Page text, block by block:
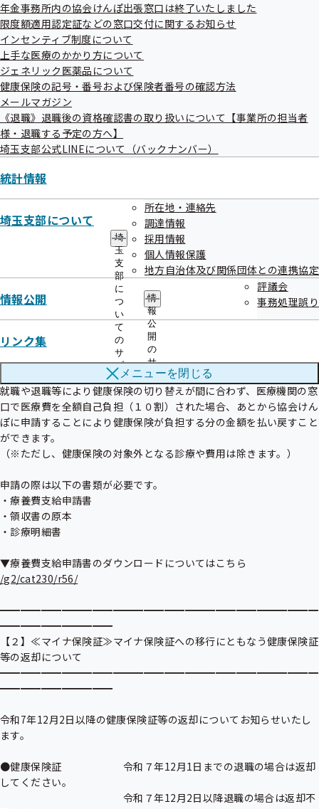
年金事務所内の協会けんぽ出張窓口は終了いたしました
限度額適用認定証などの窓口交付に関するお知らせ
インセンティブ制度について
上手な医療のかかり方について
ジェネリック医薬品について
健康保険の記号・番号および保険者番号の確認方法
メールマガジン
《退職》退職後の資格確認書の取り扱いについて【事業所の担当者
様・退職する予定の方へ】
埼玉支部公式LINEについて（バックナンバー）
統計情報
埼玉支部について
埼
玉
支
部
に
つ
い
て
の
サ
ブ
メ
ニ
ュ
ー
所在地・連絡先
調達情報
採用情報
個人情報保護
地方自治体及び関係団体との連携協定
情報公開
情
報
公
開
の
サ
ブ
メ
ニ
ュ
ー
評議会
事務処理誤り
リンク集
メニューを閉じる
今回の配信が2025年最後の配信となります。
1年が過ぎるのはあっという間ですね。
今年も1年間「彩メール」をご愛読いただき、ありがとうございまし
た！
今月のトピックスはこちら▼
【１】≪こんな時にけんぽ≫医療費を全額自己負担した際は、払い戻
しの申請ができます
【２】≪マイナ保険証≫マイナ保険証への移行にともなう健康保険証
等の返却について
【３】≪厚生労働省からのお知らせ≫「電子処方せん」のご紹介
【４】≪お知らせ≫令和8年1月13日より「電子申請サービス」を開
【５】≪お知らせ≫年末年始休業のお知らせ
━━━━━━━━━━━━━━━━━━━━━━━━━━━━━━━
━━━━━━━━━━━
【１】≪こんな時にけんぽ≫医療費を全額自己負担した際は、払い戻
━━━━━━━━━━━━━━━━━━━━━━━━━━━━━━━
━━━━━━━━━━━
就職や退職等により健康保険の切り替えが間に合わず、医療機関の窓
口で医療費を全額自己負担（１０割）された場合、あとから協会けん
ぽに申請することにより健康保険が負担する分の金額を払い戻すこと
ができます。
（※ただし、健康保険の対象外となる診療や費用は除きます。）
申請の際は以下の書類が必要です。
・療養費支給申請書
・領収書の原本
・診療明細書
/g2/cat230/r56/
━━━━━━━━━━━━━━━━━━━━━━━━━━━━━━━
━━━━━━━━━━━
【２】≪マイナ保険証≫マイナ保険証への移行にともなう健康保険証
等の返却について
━━━━━━━━━━━━━━━━━━━━━━━━━━━━━━━
━━━━━━━━━━━
令和7年12月2日以降の健康保険証等の返却についてお知らせいたし
ます。
●健康保険証　　　　　　令和７年12月1日までの退職の場合は返却
してください。
令和７年12月2日以降退職の場合は返却不